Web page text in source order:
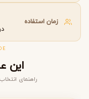
زمان استفاده
این
راهنمای